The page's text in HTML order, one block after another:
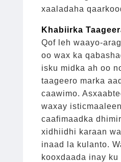
xaaladaha
Khabiirka
Qof leh waayo-
oo wax ka
isku midka ah oo
taageero marka
caawimo.
waxay
caafimaadka
xidhiidhi karaan
inaad la kulanto.
kooxdaada inay ku